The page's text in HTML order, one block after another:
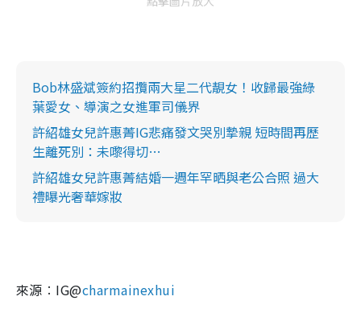
Bob林盛斌簽約招攬兩大星二代靚女！收歸最強綠
葉愛女、導演之女進軍司儀界
許紹雄女兒許惠菁IG悲痛發文哭別摯親 短時間再歷
生離死別：未嚟得切…
許紹雄女兒許惠菁結婚一週年罕晒與老公合照 過大
禮曝光奢華嫁妝
來源︰IG@charmainexhui